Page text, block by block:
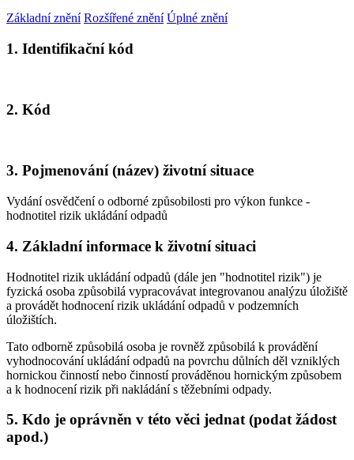
Základní znění Rozšířené znění Úplné znění
1. Identifikační kód
2. Kód
3. Pojmenování (název) životní situace
Vydání osvědčení o odborné způsobilosti pro výkon funkce -
hodnotitel rizik ukládání odpadů
4. Základní informace k životní situaci
Hodnotitel rizik ukládání odpadů (dále jen "hodnotitel rizik") je
fyzická osoba způsobilá vypracovávat integrovanou analýzu úložiště
a provádět hodnocení rizik ukládání odpadů v podzemních
úložištích.
Tato odborně způsobilá osoba je rovněž způsobilá k provádění
vyhodnocování ukládání odpadů na povrchu důlních děl vzniklých
hornickou činností nebo činností prováděnou hornickým způsobem
a k hodnocení rizik při nakládání s těžebními odpady.
5. Kdo je oprávněn v této věci jednat (podat žádost
apod.)